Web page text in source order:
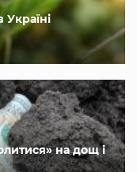
на дощ і